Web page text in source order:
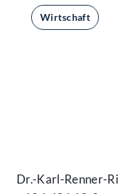
Wirtschaft
Dr.-Karl-Renner-